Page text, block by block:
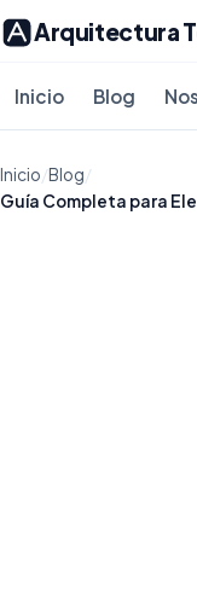
Arquitectura
Inicio Blog
Inicio/Blog/
Guía Completa para